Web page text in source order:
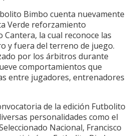
Bimbo cuenta nuevamente
Verde reforzamiento
la cual reconoce las
y fuera del terreno de juego.
por los árbitros durante
comportamientos que
entre jugadores, entrenadores
de la edición Futbolito
personalidades como el
Nacional, Francisco